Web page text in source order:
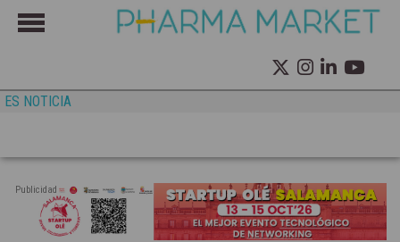
ES NOTICIA
Publicidad